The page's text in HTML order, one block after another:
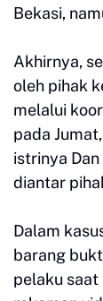
Bekasi,
Akhirnya,
oleh pihak
melalui
pada
istrinya
diantar
Dalam
barang
pelaku